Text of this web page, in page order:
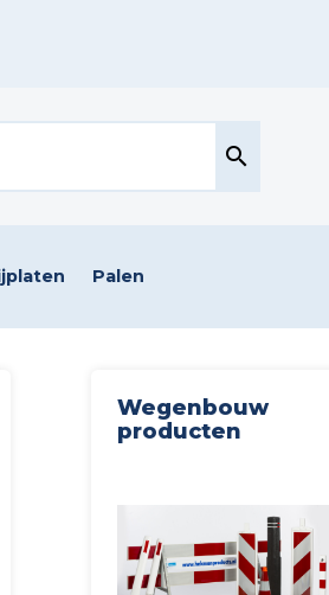
search
Palen
Wegenbouw
producten